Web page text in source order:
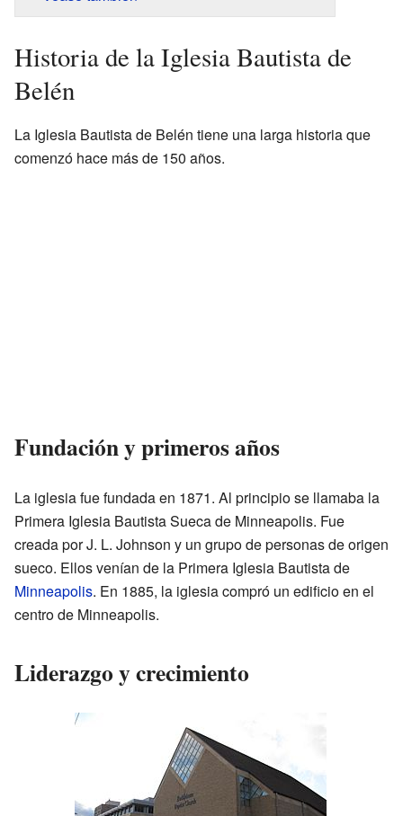
Historia de la Iglesia Bautista de
Belén
La Iglesia Bautista de Belén tiene una larga historia que
comenzó hace más de 150 años.
Fundación y primeros años
La iglesia fue fundada en 1871. Al principio se llamaba la
Primera Iglesia Bautista Sueca de Minneapolis. Fue
creada por J. L. Johnson y un grupo de personas de origen
sueco. Ellos venían de la Primera Iglesia Bautista de
Minneapolis. En 1885, la iglesia compró un edificio en el
centro de Minneapolis.
Liderazgo y crecimiento